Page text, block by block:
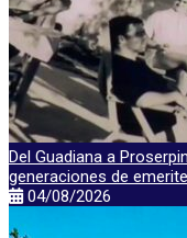
Del Guadiana a
generaciones de
04/08/2026